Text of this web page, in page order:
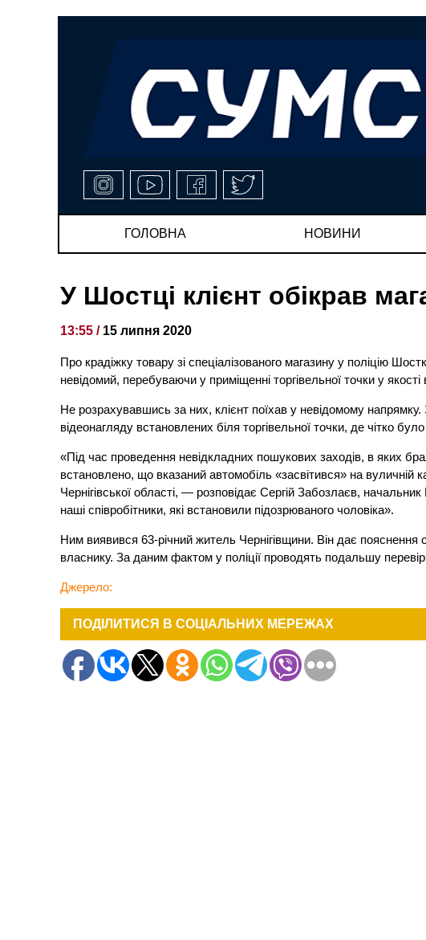
ГОЛОВНА НОВИНИ
У Шостці клієнт обікрав
13:55 / 15 липня 2020
Про крадіжку товару зі спеціалізованого магазину у поліцію
невідомий, перебуваючи у приміщенні торгівельної точки у
Не розрахувавшись за них, клієнт поїхав у невідомому
відеонагляду встановлених біля торгівельної точки, де чітко
«Під час проведення невідкладних пошукових заходів, в яких
встановлено, що вказаний автомобіль «засвітився» на вуличній
Чернігівської області, — розповідає Сергій Забозлаєв,
наші співробітники, які встановили підозрюваного чоловіка».
Ним виявився 63-річний житель Чернігівщини. Він дає пояснення
власнику. За даним фактом у поліції проводять подальшу
Джерело:
ПОДІЛИТИСЯ В СОЦІАЛЬНИХ МЕРЕЖАХ